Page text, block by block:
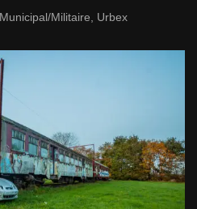
Municipal/Militaire, Urbex